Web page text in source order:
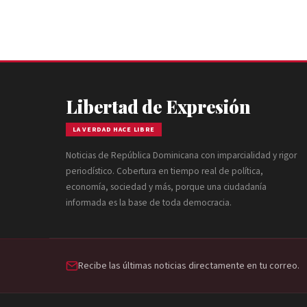
Libertad de Expresión
LA VERDAD HACE LIBRE
Noticias de República Dominicana con imparcialidad y rigor
periodístico. Cobertura en tiempo real de política,
economía, sociedad y más, porque una ciudadanía
informada es la base de toda democracia.
Recibe las últimas noticias directamente en tu correo.